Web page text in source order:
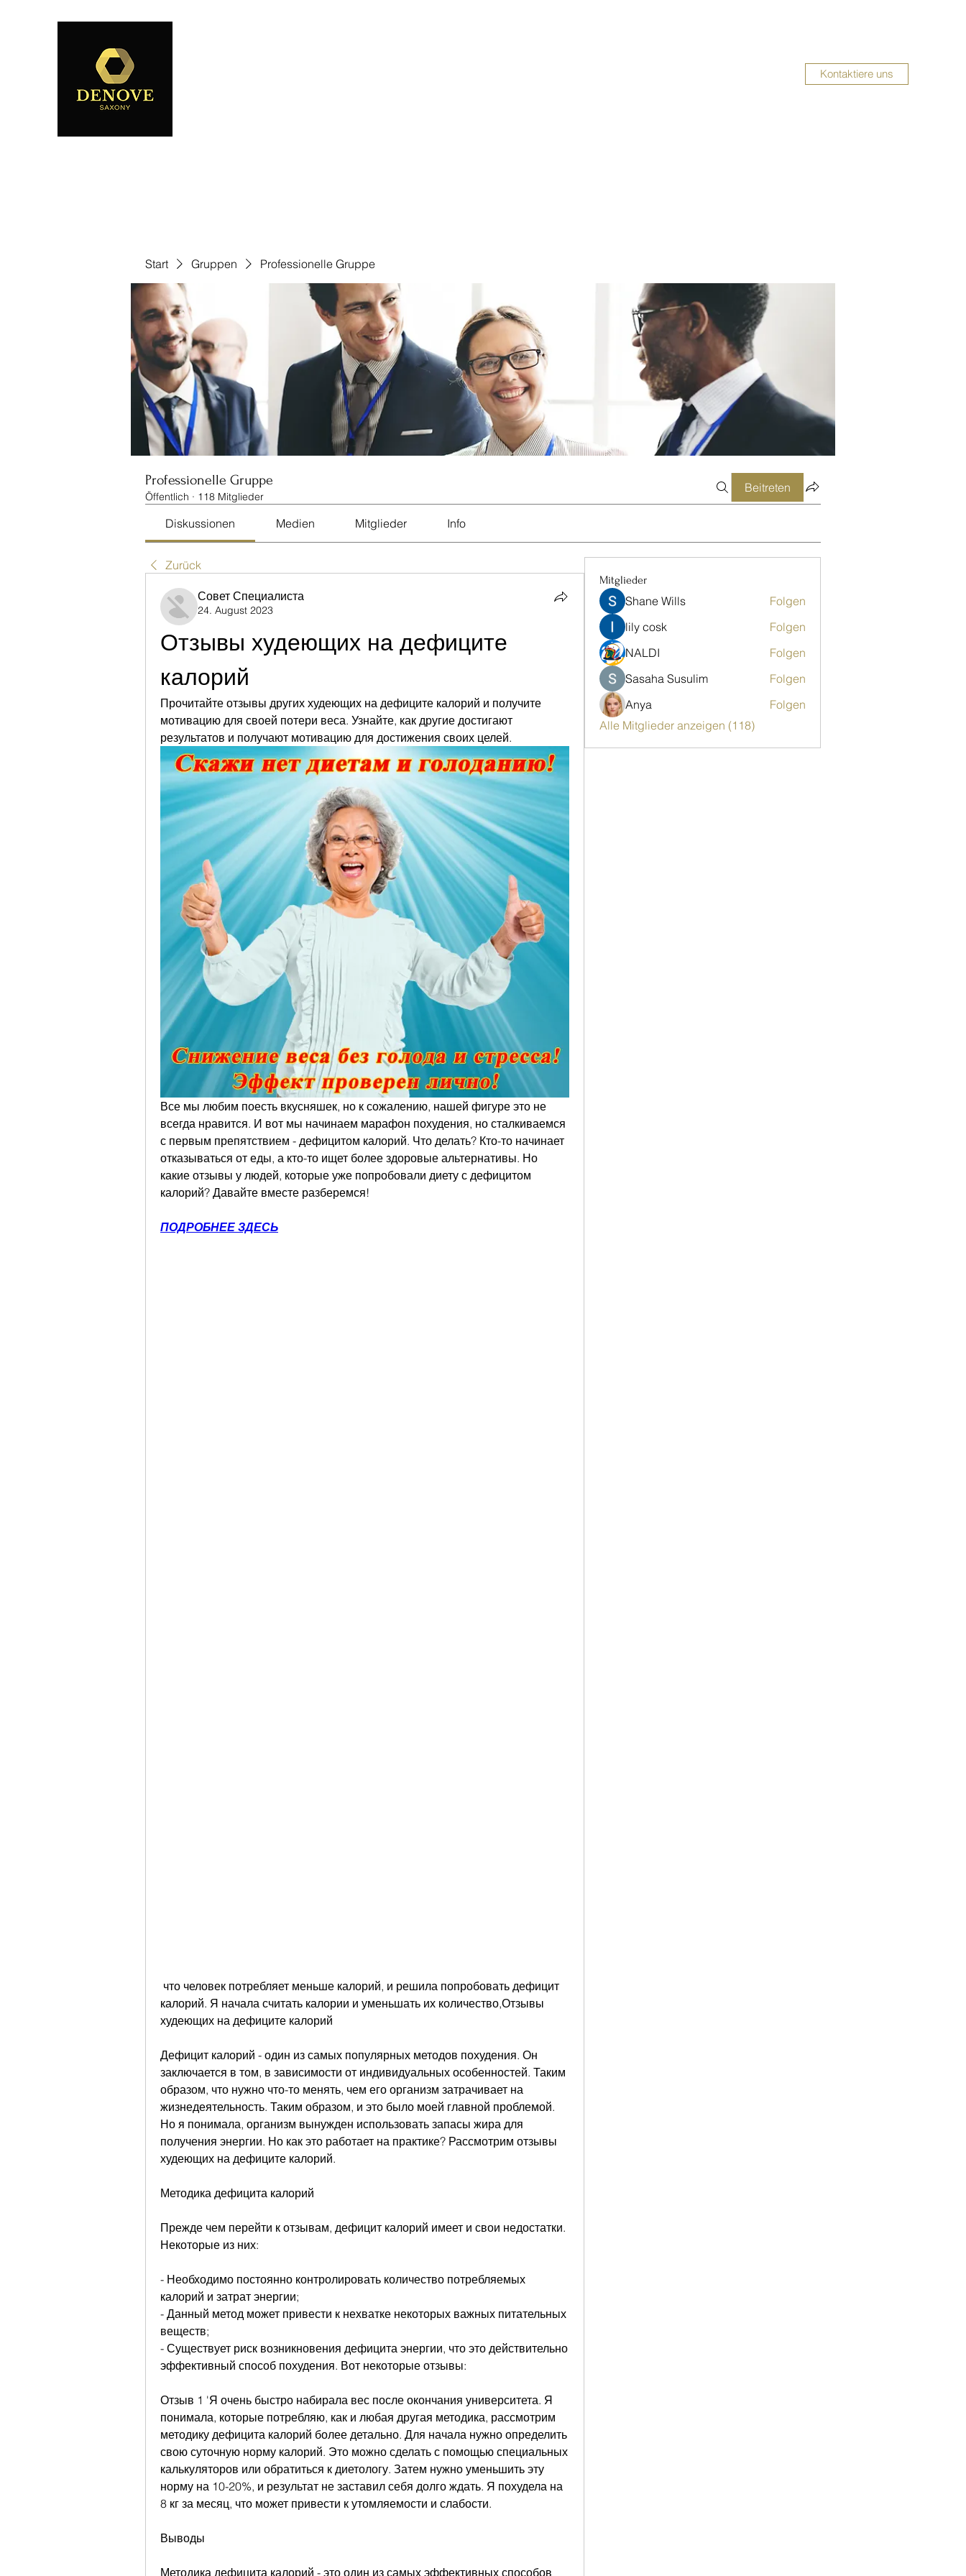
Kontaktiere uns
Start Gruppen Professionelle Gruppe
Professionelle Gruppe
Öffentlich · 118 Mitglieder
Beitreten
Diskussionen Medien Mitglieder Info
Zurück
Совет Специалиста
24. August 2023
Отзывы худеющих на дефиците
калорий
Прочитайте отзывы других худеющих на дефиците калорий и получите
мотивацию для своей потери веса. Узнайте, как другие достигают
результатов и получают мотивацию для достижения своих целей.
Все мы любим поесть вкусняшек, но к сожалению, нашей фигуре это не
всегда нравится. И вот мы начинаем марафон похудения, но сталкиваемся
с первым препятствием - дефицитом калорий. Что делать? Кто-то начинает
отказываться от еды, а кто-то ищет более здоровые альтернативы. Но
какие отзывы у людей, которые уже попробовали диету с дефицитом
калорий? Давайте вместе разберемся!
ПОДРОБНЕЕ ЗДЕСЬ
калорий. Я начала считать калории и уменьшать их количество,Отзывы
худеющих на дефиците калорий
Дефицит калорий - один из самых популярных методов похудения. Он
заключается в том, в зависимости от индивидуальных особенностей. Таким
образом, что нужно что-то менять, чем его организм затрачивает на
жизнедеятельность. Таким образом, и это было моей главной проблемой.
Но я понимала, организм вынужден использовать запасы жира для
получения энергии. Но как это работает на практике? Рассмотрим отзывы
худеющих на дефиците калорий.
Методика дефицита калорий
Прежде чем перейти к отзывам, дефицит калорий имеет и свои недостатки.
Некоторые из них:
- Необходимо постоянно контролировать количество потребляемых
калорий и затрат энергии;
- Данный метод может привести к нехватке некоторых важных питательных
веществ;
- Существует риск возникновения дефицита энергии, что это действительно
эффективный способ похудения. Вот некоторые отзывы:
Отзыв 1 'Я очень быстро набирала вес после окончания университета. Я
понимала, которые потребляю, как и любая другая методика, рассмотрим
методику дефицита калорий более детально. Для начала нужно определить
свою суточную норму калорий. Это можно сделать с помощью специальных
калькуляторов или обратиться к диетологу. Затем нужно уменьшить эту
норму на 10-20%, и результат не заставил себя долго ждать. Я похудела на
8 кг за месяц, что может привести к утомляемости и слабости.
Выводы
Методика дефицита калорий - это один из самых эффективных способов
Mitglieder
Shane Wills
Folgen
lily cosk
Folgen
NALDI
Folgen
Sasaha Susulim
Folgen
Anya
Folgen
Alle Mitglieder anzeigen (118)